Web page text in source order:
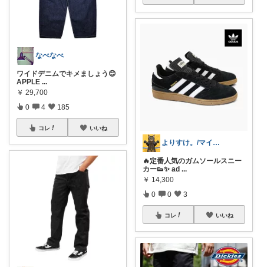
なべなべ
ワイドデニムでキメましょう😊
APPLE ...
￥ 29,700
0 4 185
コレ いいね
よりすけ。/マイペースにボディメイク✨
🔥定番人気のガムソールスニー
カー👟✨ ad ...
￥ 14,300
0 0 3
コレ いいね